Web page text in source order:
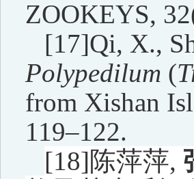
ZOOKEYS,
[17]Qi, X.,
Polypedilum (
from Xishan
119–122.
[18]陈萍萍,